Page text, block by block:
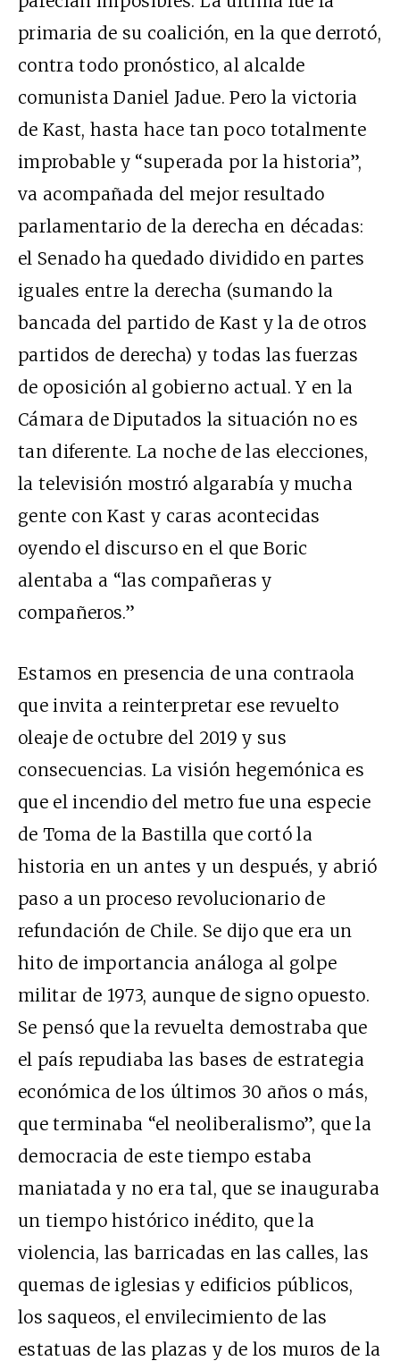
primaria de su coalición, en la que derrotó,
contra todo pronóstico, al alcalde
comunista Daniel Jadue. Pero la victoria
de Kast, hasta hace tan poco totalmente
improbable y “superada por la historia”,
va acompañada del mejor resultado
parlamentario de la derecha en décadas:
el Senado ha quedado dividido en partes
iguales entre la derecha (sumando la
bancada del partido de Kast y la de otros
partidos de derecha) y todas las fuerzas
de oposición al gobierno actual. Y en la
Cámara de Diputados la situación no es
tan diferente. La noche de las elecciones,
la televisión mostró algarabía y mucha
gente con Kast y caras acontecidas
oyendo el discurso en el que Boric
alentaba a “las compañeras y
compañeros.”
Estamos en presencia de una contraola
que invita a reinterpretar ese revuelto
oleaje de octubre del 2019 y sus
consecuencias. La visión hegemónica es
que el incendio del metro fue una especie
de Toma de la Bastilla que cortó la
historia en un antes y un después, y abrió
paso a un proceso revolucionario de
refundación de Chile. Se dijo que era un
hito de importancia análoga al golpe
militar de 1973, aunque de signo opuesto.
Se pensó que la revuelta demostraba que
el país repudiaba las bases de estrategia
económica de los últimos 30 años o más,
que terminaba “el neoliberalismo”, que la
democracia de este tiempo estaba
maniatada y no era tal, que se inauguraba
un tiempo histórico inédito, que la
violencia, las barricadas en las calles, las
quemas de iglesias y edificios públicos,
los saqueos, el envilecimiento de las
estatuas de las plazas y de los muros de la